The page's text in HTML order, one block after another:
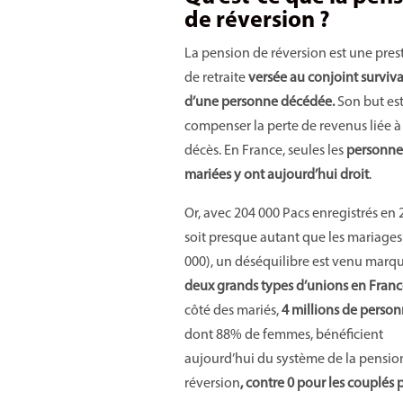
de réversion ?
La pension de réversion est une
de retraiteversée au conjoint
d’une personne décédée.Son but
compenser la perte de revenus liée à
décès. En France, seules les
mariées y ont aujourd’hui droit.
Or, avec 204 000 Pacs enregistrés en
soit presque autant que les
000), un déséquilibre est venu
deux grands types d’unions en
côté des mariés,4 millions de
dont 88% de femmes, bénéficient
aujourd’hui du système de la
réversion, contre 0 pour les couplés